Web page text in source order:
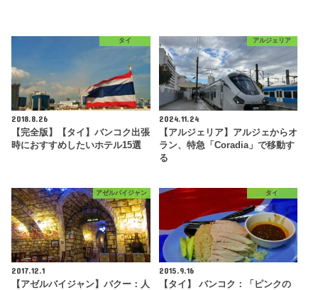
タイ
2018.8.26
【完全版】【タイ】バンコク出張
時におすすめしたいホテル15選
アルジェリア
2024.11.24
【アルジェリア】アルジェからオ
ラン、特急「Coradia」で移動す
る
アゼルバイジャン
2017.12.1
【アゼルバイジャン】バクー：人
タイ
2015.9.16
【タイ】 バンコク：「ピンクの